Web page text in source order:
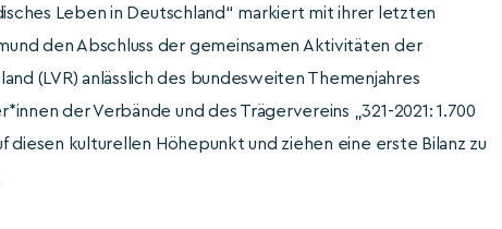
Leben in Deutschland“ markiert mit ihrer letzten
den Abschluss der gemeinsamen Aktivitäten der
(LVR) anlässlich des bundesweiten Themenjahres
der Verbände und des Trägervereins „321-2021: 1.700
diesen kulturellen Höhepunkt und ziehen eine erste Bilanz zu